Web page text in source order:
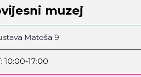
muzej
Matoša 9
10:00-17:00